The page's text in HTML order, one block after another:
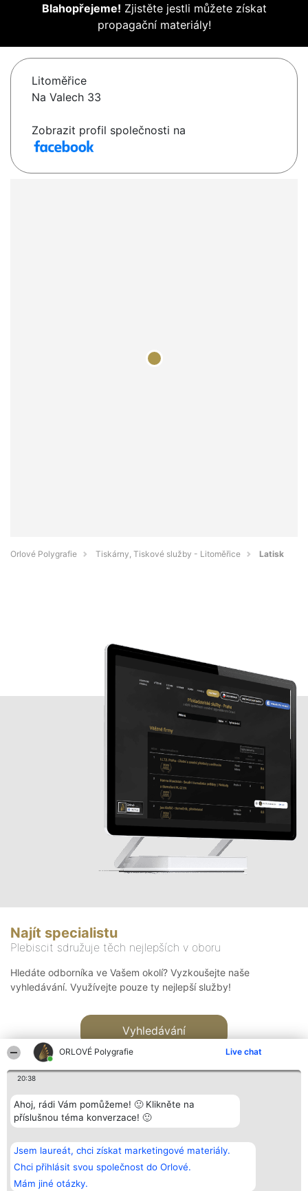
ORLOVÉ Polygrafie Live chat
20:38
Ahoj, rádi Vám pomůžeme! 🙂 Klikněte na
příslušnou téma konverzace! 🙂
Jsem laureát, chci získat marketingové materiály.
Chci přihlásit svou společnost do Orlové.
Mám jiné otázky.
Blahopřejeme! Zjistěte jestli můžete získat
propagační materiály!
Litoměřice
Na Valech 33
Zobrazit profil společnosti na
Orlové Polygrafie Tiskárny, Tiskové služby - Litoměřice Latisk
Najít specialistu
Plebiscit sdružuje těch nejlepších v oboru
Hledáte odborníka ve Vašem okolí? Vyzkoušejte naše
vyhledávání. Využívejte pouze ty nejlepší služby!
Vyhledávání
Bright Side Solutions sp. z o.
o. sp. k.
ul. Ruska 22
Wrocław 50-079
KRS 0000749100 | Regon
Vítězové
Seznam všech
laureátů
Zásady
Kontakt